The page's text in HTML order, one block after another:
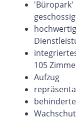
'Büropark'
105
Aufzug